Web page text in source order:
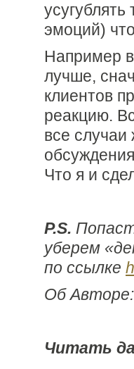
эмоций)
Например
лучше,
клиентов
реакцию.
все
Что я и
P.S.
уберем
по ссылке
Об
Читать